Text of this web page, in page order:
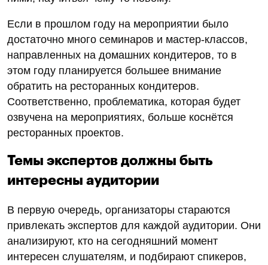
Если в прошлом году на мероприятии было
достаточно много семинаров и мастер-классов,
направленных на домашних кондитеров, то в
этом году планируется большее внимание
обратить на ресторанных кондитеров.
Соответственно, проблематика, которая будет
озвучена на мероприятиях, больше коснётся
ресторанных проектов.
Темы экспертов должны быть
интересны аудитории
В первую очередь, организаторы стараются
привлекать экспертов для каждой аудитории. Они
анализируют, кто на сегодняшний момент
интересен слушателям, и подбирают спикеров,